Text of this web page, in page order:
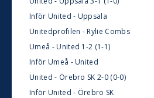
Inför United - Uppsala
Unitedprofilen - Rylie Combs
Umeå - United 1-2 (1-1)
Inför Umeå - United
United - Örebro SK 2-0 (0-0)
Inför United - Örebro SK